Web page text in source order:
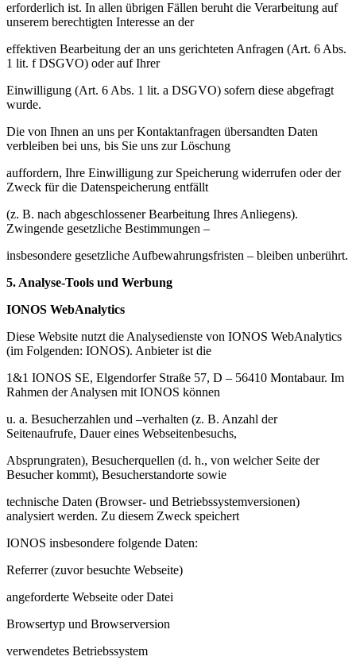
erforderlich ist. In allen übrigen Fällen beruht die Verarbeitung auf
unserem berechtigten Interesse an der
effektiven Bearbeitung der an uns gerichteten Anfragen (Art. 6 Abs.
1 lit. f DSGVO) oder auf Ihrer
Einwilligung (Art. 6 Abs. 1 lit. a DSGVO) sofern diese abgefragt
wurde.
Die von Ihnen an uns per Kontaktanfragen übersandten Daten
verbleiben bei uns, bis Sie uns zur Löschung
auffordern, Ihre Einwilligung zur Speicherung widerrufen oder der
Zweck für die Datenspeicherung entfällt
(z. B. nach abgeschlossener Bearbeitung Ihres Anliegens).
Zwingende gesetzliche Bestimmungen –
insbesondere gesetzliche Aufbewahrungsfristen – bleiben unberührt.
5. Analyse-Tools und Werbung
IONOS WebAnalytics
Diese Website nutzt die Analysedienste von IONOS WebAnalytics
(im Folgenden: IONOS). Anbieter ist die
1&1 IONOS SE, Elgendorfer Straße 57, D – 56410 Montabaur. Im
Rahmen der Analysen mit IONOS können
u. a. Besucherzahlen und –verhalten (z. B. Anzahl der
Seitenaufrufe, Dauer eines Webseitenbesuchs,
Absprungraten), Besucherquellen (d. h., von welcher Seite der
Besucher kommt), Besucherstandorte sowie
technische Daten (Browser- und Betriebssystemversionen)
analysiert werden. Zu diesem Zweck speichert
IONOS insbesondere folgende Daten:
Referrer (zuvor besuchte Webseite)
angeforderte Webseite oder Datei
Browsertyp und Browserversion
verwendetes Betriebssystem